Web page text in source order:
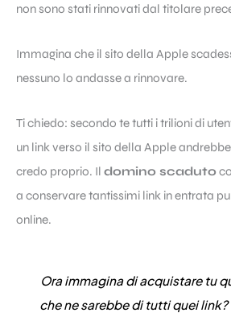
non sono stati rinnovati dal titolare
Immagina che il sito della Apple
nessuno lo andasse a rinnovare.
Ti chiedo: secondo te tutti i trilioni di
un link verso il sito della Apple
credo proprio. Il domino scaduto
a conservare tantissimi link in entrata
online.
Ora immagina di acquistare tu
che ne sarebbe di tutti quei